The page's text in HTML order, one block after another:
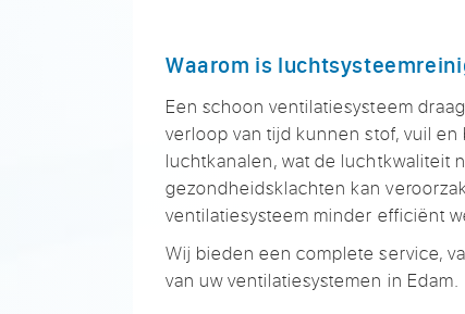
Waarom is
Een schoon ventilatiesysteem
verloop van tijd kunnen stof, vuil
luchtkanalen, wat de luchtkwaliteit
gezondheidsklachten kan
ventilatiesysteem minder efficiënt
Wij bieden een complete service,
van uw ventilatiesystemen in Edam.